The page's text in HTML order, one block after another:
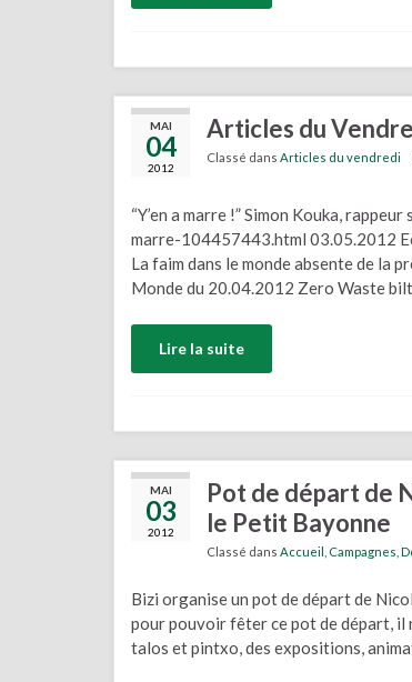
MAI
04
2012
Articles du
Classé dans Articles du vendredi
“Y’en a marre !” Simon Kouka,
marre-104457443.html 03.05.2012
La faim dans le monde absente de la
Monde du 20.04.2012 Zero Waste
Lire la suite
MAI
03
2012
Pot de départ de
le Petit Bayonne
Classé dans Accueil Campagnes
Bizi organise un pot de départ de
pour pouvoir fêter ce pot de départ, il
talos et pintxo, des expositions,